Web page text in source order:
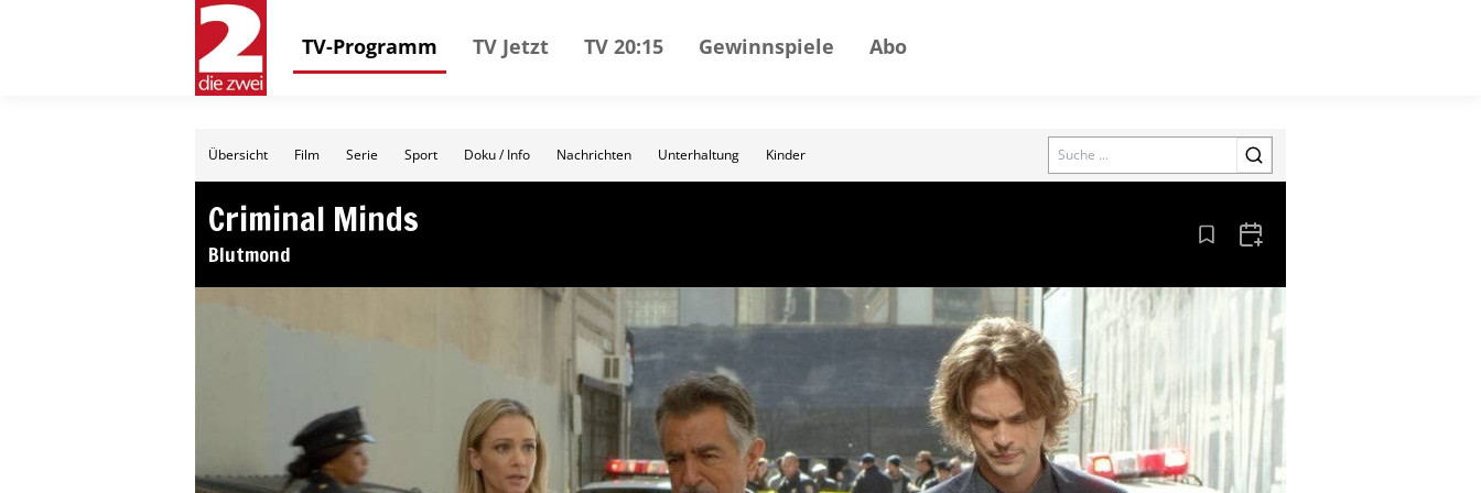
TV-Programm TV Jetzt TV 20:15 Gewinnspiele Abo
Übersicht Film Serie Sport Doku / Info Nachrichten Unterhaltung Kinder Search
Criminal Minds
Blutmond Aus den Lesezeichen entfernen
Zum Kalender hinzufügen